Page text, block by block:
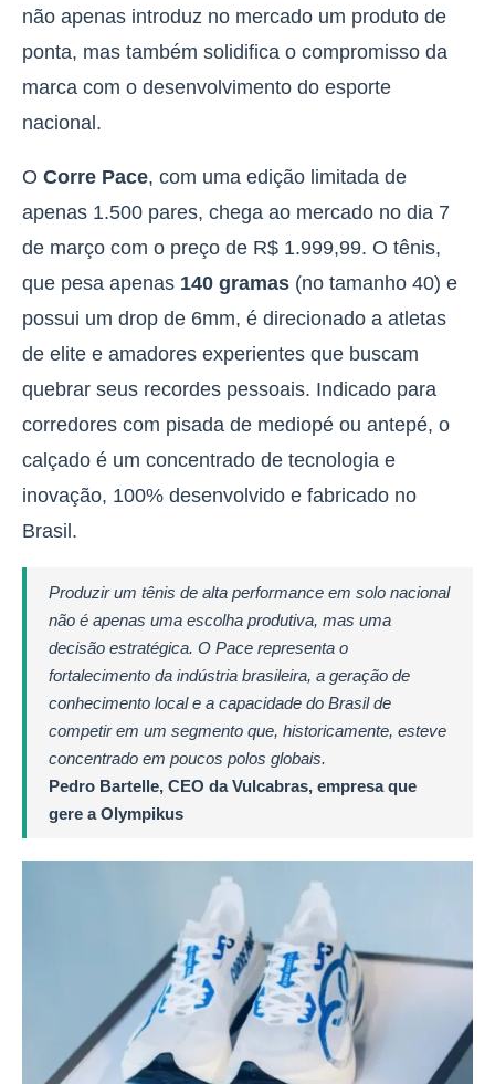
não apenas introduz no mercado um produto de
ponta, mas também solidifica o compromisso da
marca com o desenvolvimento do esporte
nacional.
O Corre Pace, com uma edição limitada de
apenas 1.500 pares, chega ao mercado no dia 7
de março com o preço de R$ 1.999,99. O tênis,
que pesa apenas 140 gramas (no tamanho 40) e
possui um drop de 6mm, é direcionado a atletas
de elite e amadores experientes que buscam
quebrar seus recordes pessoais. Indicado para
corredores com pisada de mediopé ou antepé, o
calçado é um concentrado de tecnologia e
inovação, 100% desenvolvido e fabricado no
Brasil.
Produzir um tênis de alta performance em solo nacional
não é apenas uma escolha produtiva, mas uma
decisão estratégica. O Pace representa o
fortalecimento da indústria brasileira, a geração de
conhecimento local e a capacidade do Brasil de
competir em um segmento que, historicamente, esteve
concentrado em poucos polos globais.
Pedro Bartelle, CEO da Vulcabras, empresa que
gere a Olympikus